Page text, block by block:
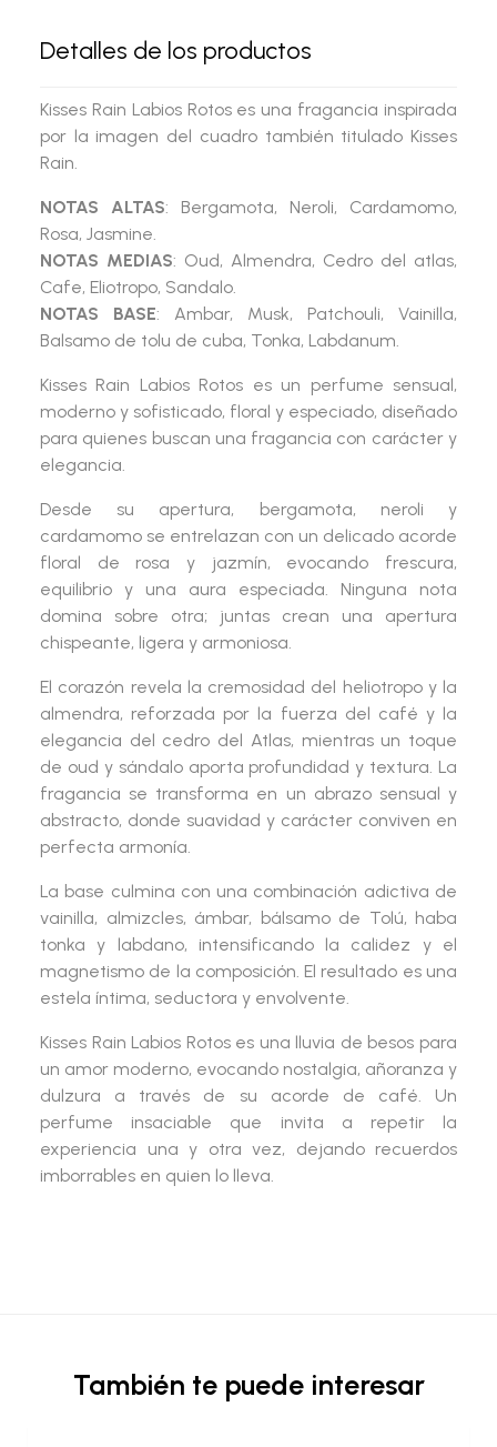
Detalles de los productos
Kisses Rain Labios Rotos es una fragancia inspirada
por la imagen del cuadro también titulado Kisses
Rain.
NOTAS ALTAS: Bergamota, Neroli, Cardamomo,
Rosa, Jasmine.
NOTAS MEDIAS: Oud, Almendra, Cedro del atlas,
Cafe, Eliotropo, Sandalo.
NOTAS BASE: Ambar, Musk, Patchouli, Vainilla,
Balsamo de tolu de cuba, Tonka, Labdanum.
Kisses Rain Labios Rotos es un perfume sensual,
moderno y sofisticado, floral y especiado, diseñado
para quienes buscan una fragancia con carácter y
elegancia.
Desde su apertura,
bergamota, neroli y
cardamomo se entrelazan con un delicado acorde
floral de rosa y jazmín, evocando frescura,
equilibrio y una aura especiada. Ninguna nota
domina sobre otra; juntas crean una apertura
chispeante, ligera y armoniosa.
El corazón revela la cremosidad del heliotropo y la
almendra, reforzada por la fuerza del café y la
elegancia del cedro del Atlas, mientras un toque
de oud y sándaloaporta profundidad y textura. La
fragancia se transforma en un abrazo sensual y
abstracto, donde suavidad y carácter conviven en
perfecta armonía.
La base culmina con una combinación adictiva de
vainilla, almizcles, ámbar, bálsamo de Tolú, haba
tonka y labdano, intensificando la calidez y el
magnetismo de la composición. El resultado es una
estela íntima, seductora y envolvente.
Kisses Rain Labios Rotoses una lluvia de besos para
un amor moderno, evocando nostalgia, añoranza y
dulzura a través de su acorde de café. Un
perfume insaciable que invita a repetir la
experiencia una y otra vez, dejando recuerdos
imborrables en quien lo lleva.
También te puede interesar